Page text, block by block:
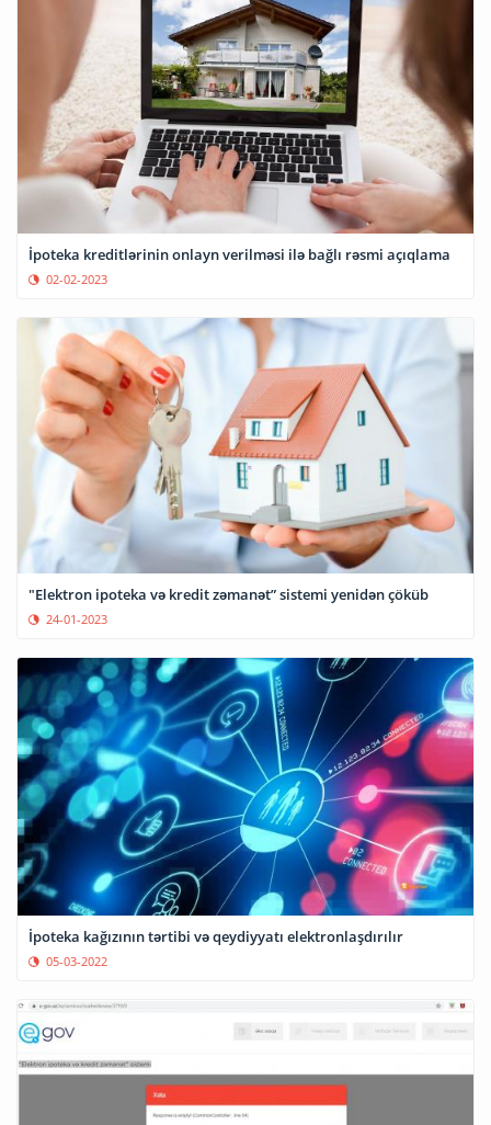
İpoteka kreditlərinin onlayn verilməsi ilə bağlı rəsmi açıqlama
02-02-2023
"Elektron ipoteka və kredit zəmanət” sistemi yenidən çöküb
24-01-2023
İpoteka kağızının tərtibi və qeydiyyatı elektronlaşdırılır
05-03-2022